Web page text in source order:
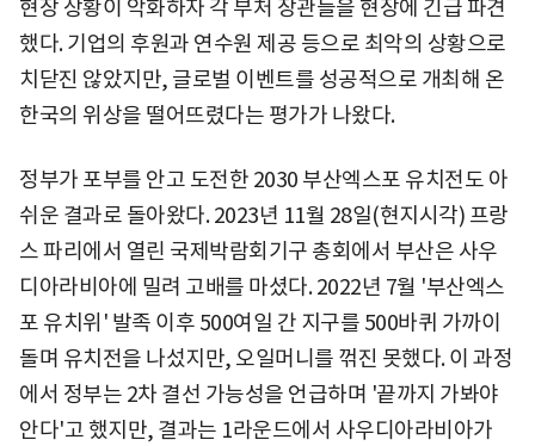
현장 상황이 악화하자 각 부처 장관들을 현장에 긴급 파견
했다. 기업의 후원과 연수원 제공 등으로 최악의 상황으로
치닫진 않았지만, 글로벌 이벤트를 성공적으로 개최해 온
한국의 위상을 떨어뜨렸다는 평가가 나왔다.
정부가 포부를 안고 도전한 2030 부산엑스포 유치전도 아
쉬운 결과로 돌아왔다. 2023년 11월 28일(현지시각) 프랑
스 파리에서 열린 국제박람회기구 총회에서 부산은 사우
디아라비아에 밀려 고배를 마셨다. 2022년 7월 '부산엑스
포 유치위' 발족 이후 500여일 간 지구를 500바퀴 가까이
돌며 유치전을 나섰지만, 오일머니를 꺾진 못했다. 이 과정
에서 정부는 2차 결선 가능성을 언급하며 '끝까지 가봐야
안다'고 했지만, 결과는 1라운드에서 사우디아라비아가